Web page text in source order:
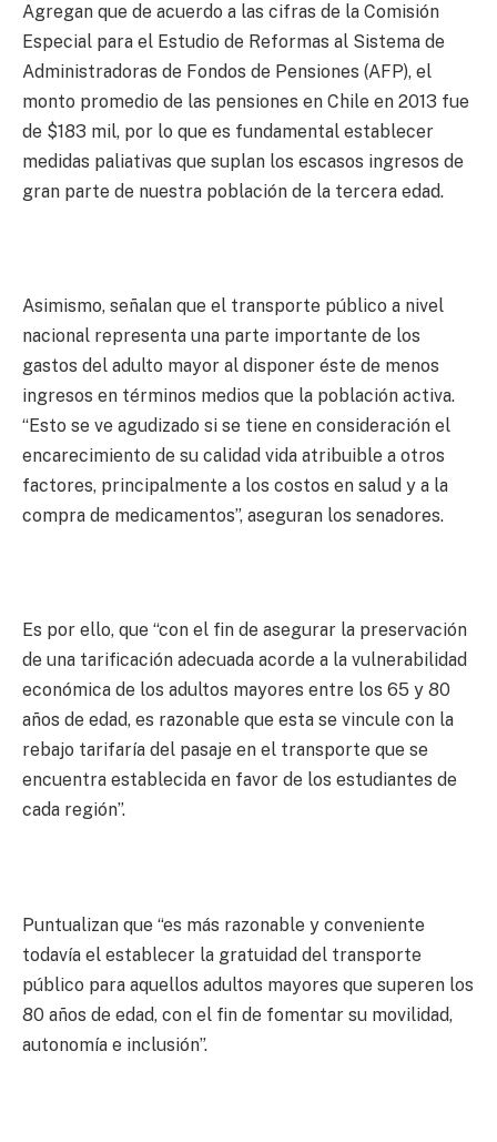
Agregan que de acuerdo a las cifras de la Comisión
Especial para el Estudio de Reformas al Sistema de
Administradoras de Fondos de Pensiones (AFP), el
monto promedio de las pensiones en Chile en 2013 fue
de $183 mil, por lo que es fundamental establecer
medidas paliativas que suplan los escasos ingresos de
gran parte de nuestra población de la tercera edad.
Asimismo, señalan que el transporte público a nivel
nacional representa una parte importante de los
gastos del adulto mayor al disponer éste de menos
ingresos en términos medios que la población activa.
“Esto se ve agudizado si se tiene en consideración el
encarecimiento de su calidad vida atribuible a otros
factores, principalmente a los costos en salud y a la
compra de medicamentos”, aseguran los senadores.
Es por ello, que “con el fin de asegurar la preservación
de una tarificación adecuada acorde a la vulnerabilidad
económica de los adultos mayores entre los 65 y 80
años de edad, es razonable que esta se vincule con la
rebajo tarifaría del pasaje en el transporte que se
encuentra establecida en favor de los estudiantes de
cada región”.
Puntualizan que “es más razonable y conveniente
todavía el establecer la gratuidad del transporte
público para aquellos adultos mayores que superen los
80 años de edad, con el fin de fomentar su movilidad,
autonomía e inclusión”.